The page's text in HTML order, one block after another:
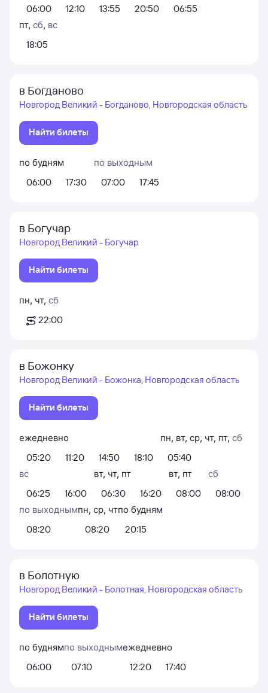
06:00 12:10 13:55 20:50
06:55
пт, сб, вс
18:05
в Богданово
Новгород Великий - Богданово, Новгородская область
Найти билеты
по будням
06:00
17:30
по выходным
07:00
17:45
в Богучар
Новгород Великий - Богучар
Найти билеты
пн, чт, сб
22:00
в Божонку
Новгород Великий - Божонка, Новгородская область
Найти билеты
ежедневно
05:20
11:20 14:50 18:10
пн, вт, ср, чт, пт, сб
05:40
вс
06:25
16:00
вт, чт, пт
06:30
16:20
вт, пт
08:00
сб
08:00
по выходным
08:20
пн, ср, чт
08:20
по будням
20:15
в Болотную
Новгород Великий - Болотная, Новгородская область
Найти билеты
по будням
06:00
по выходным
07:10
ежедневно
12:20
17:40